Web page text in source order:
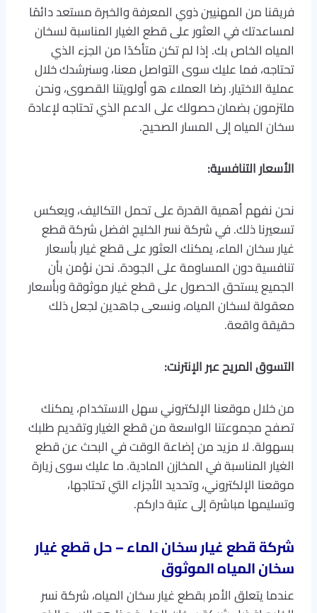
فريقنا من المهنيين ذوي المعرفة والخبرة مستعد دائمًا
لمساعدتك في العثور على قطع الغيار المناسبة لسخان
المياه الخاص بك. إذا لم تكن متأكدًا من الجزء الذي
تحتاجه، فما عليك سوى التواصل معنا، وسنرشدك خلال
عملية الاختيار. رضا العملاء هو أولويتنا القصوى، ونحن
ملتزمون بضمان حصولك على الدعم الذي تحتاجه لإعادة
سخان المياه إلى المسار الصحيح.
الأسعار التنافسية:
نحن نفهم أهمية القدرة على تحمل التكاليف، ويعكس
تسعيرنا ذلك. في شركة نسر الخليج افضل شركة قطع
غيار سخان الماء، يمكنك العثور على قطع غيار بأسعار
تنافسية دون المساومة على الجودة. نحن نؤمن بأن
الجميع يستحق الحصول على قطع غيار موثوقة وبأسعار
معقولة لسخان المياه، ونسعى جاهدين لجعل ذلك
حقيقة واقعة.
التسوق المريح عبر الإنترنت:
من خلال موقعنا الإلكتروني سهل الاستخدام، يمكنك
تصفح مجموعتنا الواسعة من قطع الغيار وتقديم طلبك
بسهولة. لا مزيد من إضاعة الوقت في البحث عن قطع
الغيار المناسبة في المخازن المادية. ما عليك سوى زيارة
موقعنا الإلكتروني، وتحديد الأجزاء التي تحتاجها،
وتسليمها مباشرة إلى عتبة داركم.
شركة قطع غيار سخان الماء – حل قطع غيار
سخان المياه الموثوق
عندما يتعلق الأمر بقطع غيار سخان المياه، شركة نسر